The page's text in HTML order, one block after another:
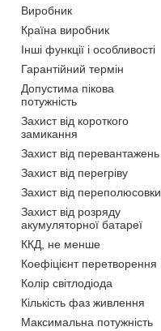
Виробник
Країна виробник
Інші функції і особливості
Гарантійний термін
Допустима пікова
потужність
Захист від короткого
замикання
Захист від перевантажень
Захист від перегріву
Захист від переполюсовки
Захист від розряду
акумуляторної батареї
ККД, не менше
Коефіцієнт перетворення
Колір світлодіода
Кількість фаз живлення
Максимальна потужність